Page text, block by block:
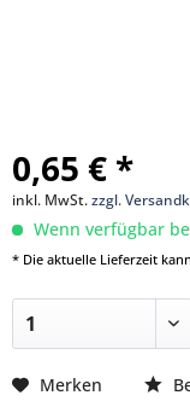
0,65 € *
inkl. MwSt.zzgl.
Wenn verfügbar
* Die aktuelle Lieferzeit
Merken